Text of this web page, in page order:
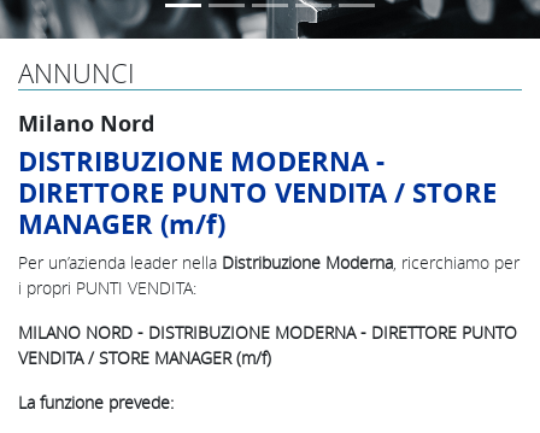
ANNUNCI
Milano Nord
DISTRIBUZIONE MODERNA -
DIRETTORE PUNTO VENDITA / STORE
MANAGER (m/f)
Per un’azienda leader nella Distribuzione Moderna , ricerchiamo per
i propri PUNTI VENDITA:
MILANO NORD - DISTRIBUZIONE MODERNA - DIRETTORE PUNTO
VENDITA / STORE MANAGER (m/f)
La funzione prevede: